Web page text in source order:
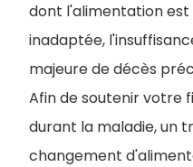
dont l'alimentation est
inadaptée,
majeure de décès
Afin de soutenir votre
durant la maladie, un
changement